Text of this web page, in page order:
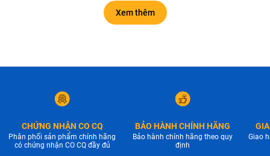
Xem thêm
CHỨNG NHẬN CO CQ
Phân phối sản phẩm chính hãng
có chứng nhận CO CQ đầy đủ
BẢO HÀNH CHÍNH HÃNG
Bảo hành chính hãng theo quy
định
Giao